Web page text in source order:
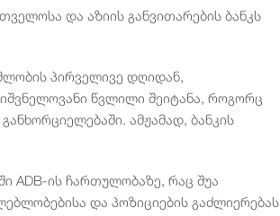
და აზიის განვითარების ბანკს
პირველივე დღიდან,
წვლილი შეიტანა, როგორც
ამჟამად, ბანკის
ADB-ის ჩართულობაზე, რაც შუა
და პოზიციების გაძლიერებას